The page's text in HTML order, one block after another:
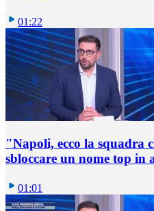
01:22
"Napoli, ecco la squadra
sbloccare un nome top in
01:01